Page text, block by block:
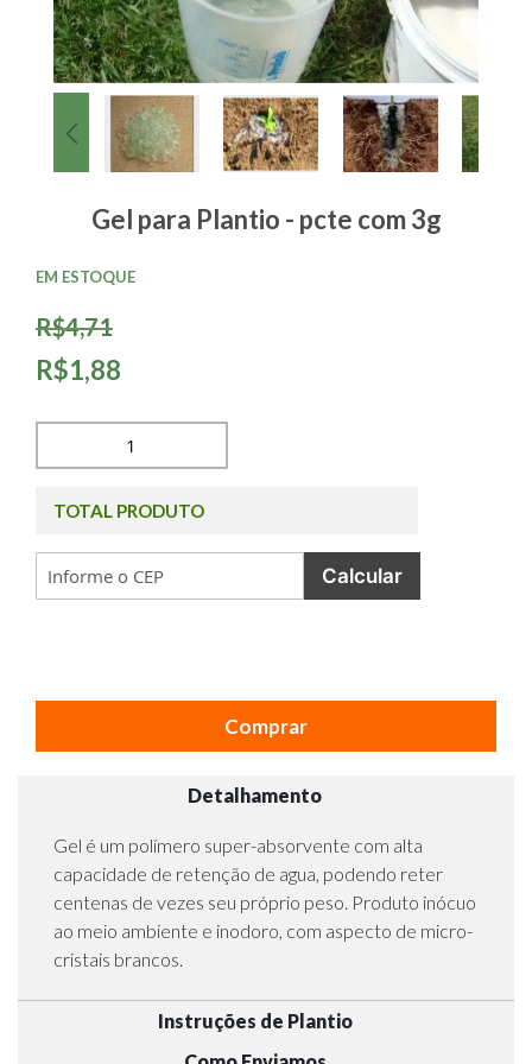
Gel para Plantio - pcte com 3g
R$4,71
R$1,88
EM ESTOQUE
TOTAL PRODUTO
Calcular
Comprar
Detalhamento
Gel é um polímero super-absorvente com alta
capacidade de retenção de agua, podendo reter
centenas de vezes seu próprio peso. Produto inócuo
ao meio ambiente e inodoro, com aspecto de micro-
cristais brancos.
Instruções de Plantio